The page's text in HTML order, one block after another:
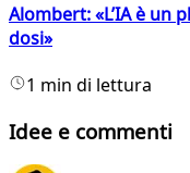
Alombert: «L’IA è un
dosi»
1 min di lettura
Idee e commenti